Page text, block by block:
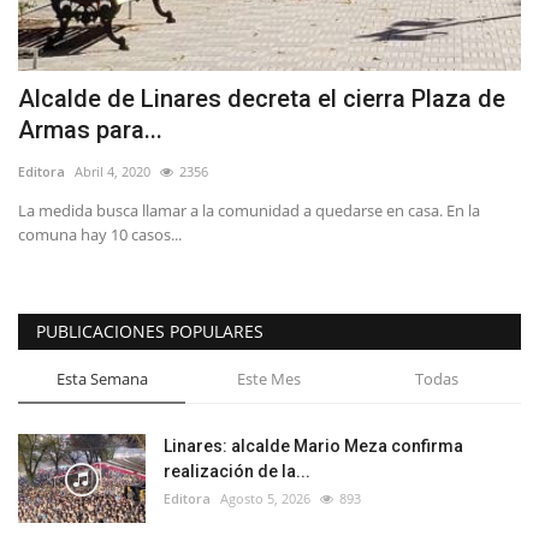
Deporte
Política
Espectáculos
Alcalde de Linares decreta el cierra Plaza de
Armas para...
Editora Abril 4, 2020 2356
La medida busca llamar a la comunidad a quedarse en casa. En la
comuna hay 10 casos...
PUBLICACIONES POPULARES
Esta Semana Este Mes Todas
Linares: alcalde Mario Meza confirma
realización de la...
Editora Agosto 5, 2026 893